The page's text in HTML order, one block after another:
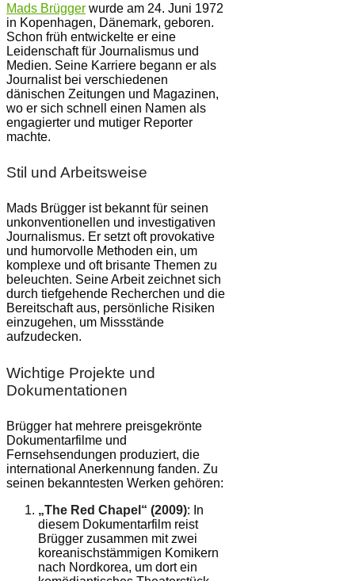
Mads Brügger wurde am 24. Juni 1972
in Kopenhagen, Dänemark, geboren.
Schon früh entwickelte er eine
Leidenschaft für Journalismus und
Medien. Seine Karriere begann er als
Journalist bei verschiedenen
dänischen Zeitungen und Magazinen,
wo er sich schnell einen Namen als
engagierter und mutiger Reporter
machte.
Stil und Arbeitsweise
Mads Brügger ist bekannt für seinen
unkonventionellen und investigativen
Journalismus. Er setzt oft provokative
und humorvolle Methoden ein, um
komplexe und oft brisante Themen zu
beleuchten. Seine Arbeit zeichnet sich
durch tiefgehende Recherchen und die
Bereitschaft aus, persönliche Risiken
einzugehen, um Missstände
aufzudecken.
Wichtige Projekte und
Dokumentationen
Brügger hat mehrere preisgekrönte
Dokumentarfilme und
Fernsehsendungen produziert, die
international Anerkennung fanden. Zu
seinen bekanntesten Werken gehören:
„The Red Chapel“ (2009): In
diesem Dokumentarfilm reist
Brügger zusammen mit zwei
koreanischstämmigen Komikern
nach Nordkorea, um dort ein